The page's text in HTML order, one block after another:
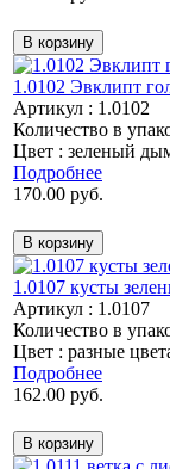
1.0102 Эвклипт
Артикул : 1.0102
Количество в
Цвет : зеленый
Подробнее
170.00 руб.
1.0107 кусты
Артикул : 1.0107
Количество в
Цвет : разные
Подробнее
162.00 руб.